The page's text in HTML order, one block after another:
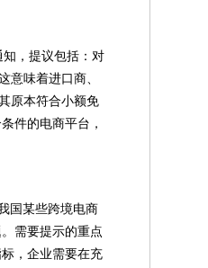
，提议包括：对
意味着进口商、
原本符合小额免
件的电商平台，
国某些跨境电商
需要提示的重点
，企业需要在充